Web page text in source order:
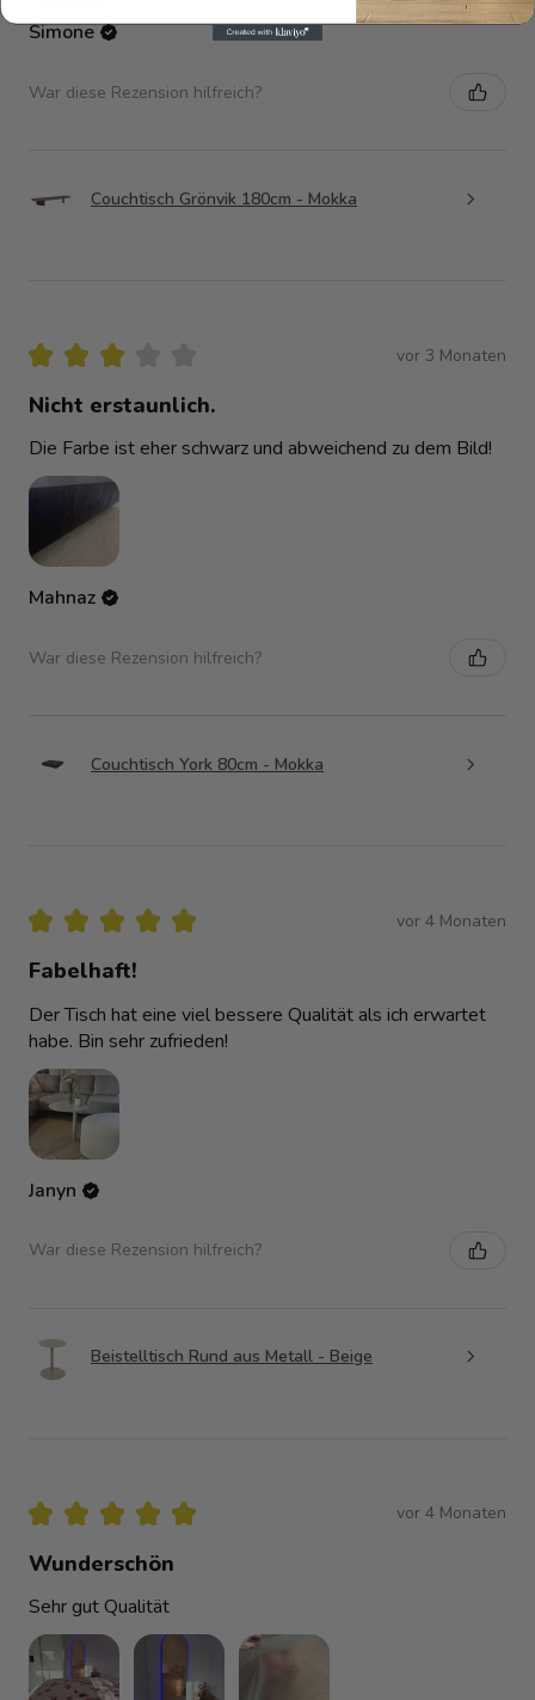
Simone
War diese Rezension hilfreich?
Couchtisch Grönvik 180cm - Mokka
★ ★ ★ vor 3 Monaten
Nicht erstaunlich.
Die Farbe ist eher schwarz und abweichend zu dem Bild!
Mahnaz
War diese Rezension hilfreich?
Couchtisch York 80cm - Mokka
★ ★ ★ ★ ★ vor 4 Monaten
Fabelhaft!
Der Tisch hat eine viel bessere Qualität als ich erwartet
habe. Bin sehr zufrieden!
Janyn
War diese Rezension hilfreich?
Beistelltisch Rund aus Metall - Beige
★ ★ ★ ★ ★ vor 4 Monaten
Wunderschön
Sehr gut Qualität